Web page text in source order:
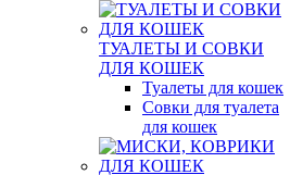
ТУАЛЕТЫ И СОВКИ
ДЛЯ КОШЕК
Туалеты для кошек
Совки для туалета
для кошек